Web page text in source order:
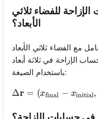
للفضاء ثلاثي
الأبعاد؟
مع الفضاء ثلاثي الأبعاد
الإزاحة في ثلاثة أبعاد
باستخدام الصيغة:
Δr = (xfinal − xinitial,